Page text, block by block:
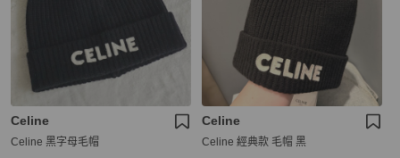
Celine
Celine 黑字母毛帽
Celine
Celine 經典款 毛帽 黑